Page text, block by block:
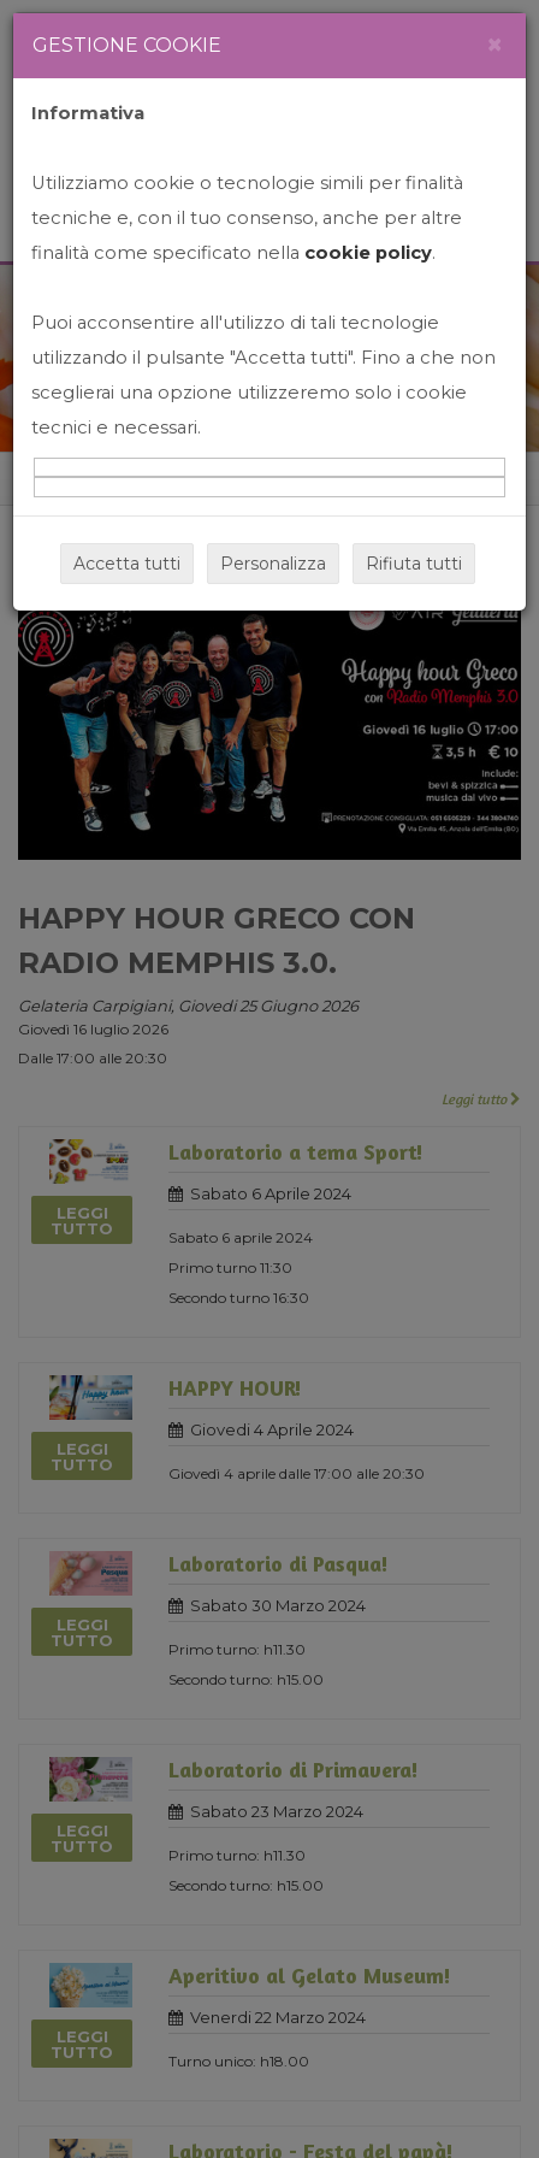
News&Events
Home News&events
HAPPY HOUR GRECO CON
RADIO MEMPHIS 3.0.
Gelateria Carpigiani, Giovedi 25 Giugno 2026
Giovedì 16 luglio 2026
Dalle 17:00 alle 20:30
Leggi tutto
LEGGI
TUTTO
Laboratorio a tema Sport!
Sabato 6 Aprile 2024
Sabato 6 aprile 2024
Primo turno 11:30
Secondo turno 16:30
LEGGI
TUTTO
HAPPY HOUR!
Giovedi 4 Aprile 2024
Giovedì 4 aprile dalle 17:00 alle 20:30
LEGGI
TUTTO
Laboratorio di Pasqua!
Sabato 30 Marzo 2024
Primo turno: h11.30
Secondo turno: h15.00
LEGGI
TUTTO
Laboratorio di Primavera!
Sabato 23 Marzo 2024
Primo turno: h11.30
Secondo turno: h15.00
LEGGI
TUTTO
Aperitivo al Gelato Museum!
Venerdi 22 Marzo 2024
Turno unico: h18.00
Laboratorio - Festa del papà!
GESTIONE COOKIE ×
Informativa
Utilizziamo cookie o tecnologie simili per finalità
tecniche e, con il tuo consenso, anche per altre
finalità come specificato nella cookie policy.
Puoi acconsentire all'utilizzo di tali tecnologie
utilizzando il pulsante "Accetta tutti". Fino a che non
sceglierai una opzione utilizzeremo solo i cookie
tecnici e necessari.
Accetta tutti Personalizza Rifiuta tutti